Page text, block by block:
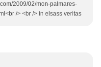
2009/02/mon-palmares-
/> <br /> in elsass veritas